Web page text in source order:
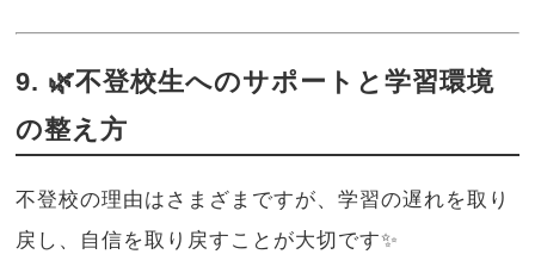
9. 🌿不登校生へのサポートと学習環境
の整え方
不登校の理由はさまざまですが、学習の遅れを取り
戻し、自信を取り戻すことが大切です✨